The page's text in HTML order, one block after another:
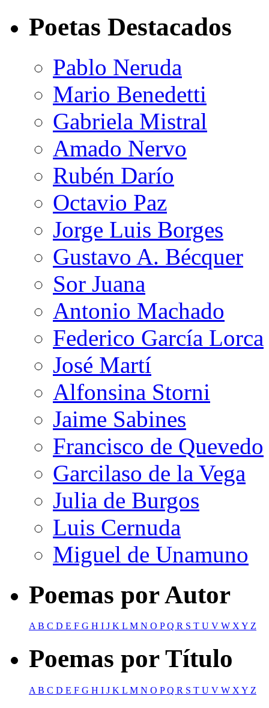
Poetas Destacados
Pablo Neruda
Mario Benedetti
Gabriela Mistral
Amado Nervo
Rubén Darío
Octavio Paz
Jorge Luis Borges
Gustavo A. Bécquer
Sor Juana
Antonio Machado
Federico García Lorca
José Martí
Alfonsina Storni
Jaime Sabines
Francisco de Quevedo
Garcilaso de la Vega
Julia de Burgos
Luis Cernuda
Miguel de Unamuno
Poemas por Autor
AB C D E F G H I J K L M N O PQ R S T U V W XY Z
Poemas por Título
A B C D E F G H I J K L M N O PQ R S T U V W X Y Z